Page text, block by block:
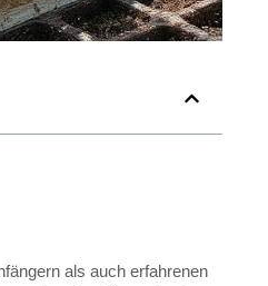
als auch erfahrenen